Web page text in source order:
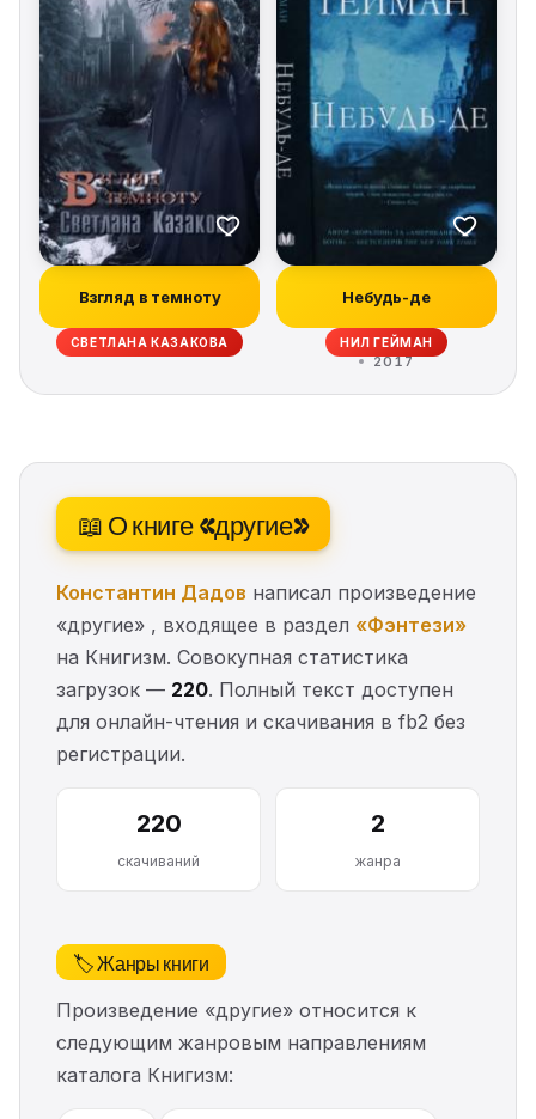
Взгляд в темноту
СВЕТЛАНА КАЗАКОВА
Небудь-де
НИЛ ГЕЙМАН
2017
📖 О книге «другие»
Константин Дадов написал произведение
«другие» , входящее в раздел «Фэнтези»
на Книгизм. Совокупная статистика
загрузок — 220. Полный текст доступен
для онлайн-чтения и скачивания в fb2 без
регистрации.
220
скачиваний
2
жанра
🏷️ Жанры книги
Произведение «другие» относится к
следующим жанровым направлениям
каталога Книгизм: